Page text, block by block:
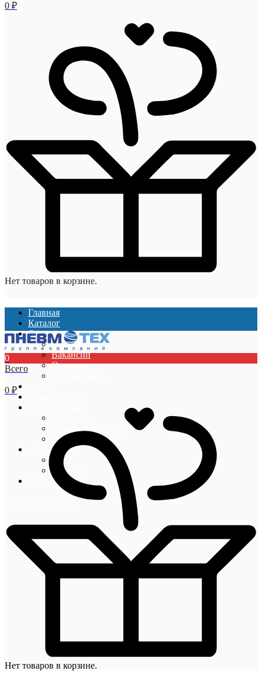
0 ₽
Нет товаров в корзине.
Главная
Каталог
О компании
О компании
Вакансии
Отзывы
Акции и скидки
Информация
Блог
Новости
Контакты
0
Всего
0 ₽
Нет товаров в корзине.